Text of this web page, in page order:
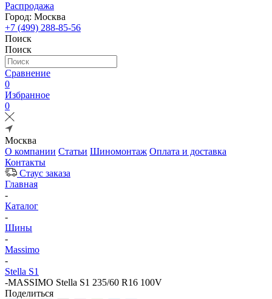
Распродажа
Город: Москва
+7 (499) 288-85-56
Поиск
Поиск
Сравнение
0
Избранное
0
Москва
О компании Статьи Шиномонтаж Оплата и доставка
Контакты
Стаус заказа
Главная
-
Каталог
-
Шины
-
Massimo
-
Stella S1
-MASSIMO Stella S1 235/60 R16 100V
Поделиться